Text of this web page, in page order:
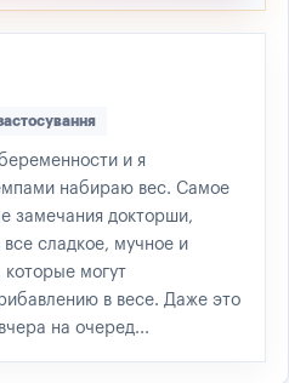
и я
набираю вес. Самое
замечания докторши,
сладкое, мучное и
могут
в весе. Даже это
на очеред...